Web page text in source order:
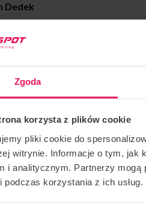
Zgoda
korzysta z plików cookie
pliki cookie do
witrynie. Informacje o tym, jak
i analitycznym. Partnerzy mogą
podczas korzystania z ich usług.
Dedek
freefly estático, dinámico,
Sakura Cup, equipo: Flyspot
FAI World Championship,